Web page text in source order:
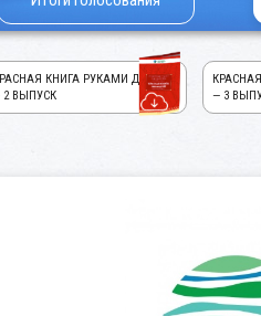
КНИГА РУКАМИ ДЕТЕЙ!
2 ВЫПУСК
— 3